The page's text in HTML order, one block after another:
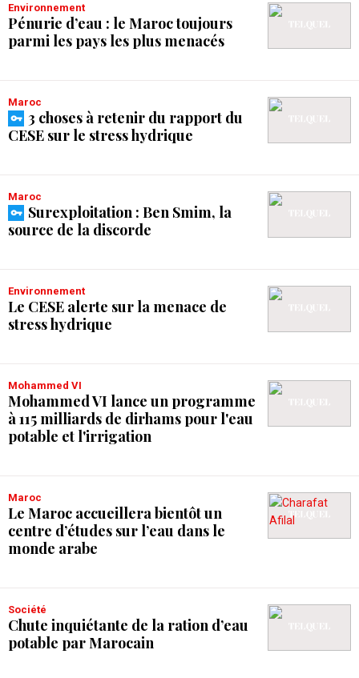
Environnement
Pénurie d’eau : le Maroc toujours
parmi les pays les plus menacés
Maroc
3 choses à retenir du rapport du
CESE sur le stress hydrique
Maroc
Surexploitation : Ben Smim, la
source de la discorde
Environnement
Le CESE alerte sur la menace de
stress hydrique
Mohammed VI
Mohammed VI lance un programme
à 115 milliards de dirhams pour l'eau
potable et l'irrigation
Maroc
Le Maroc accueillera bientôt un
centre d’études sur l’eau dans le
monde arabe
Société
Chute inquiétante de la ration d’eau
potable par Marocain